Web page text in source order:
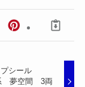
シール
夢空間 3両